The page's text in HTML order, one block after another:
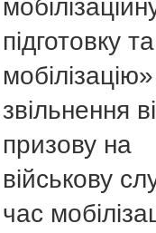
підготовку та
звільнення
призову на
військову
час